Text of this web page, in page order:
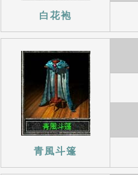
白花袍
青風斗篷